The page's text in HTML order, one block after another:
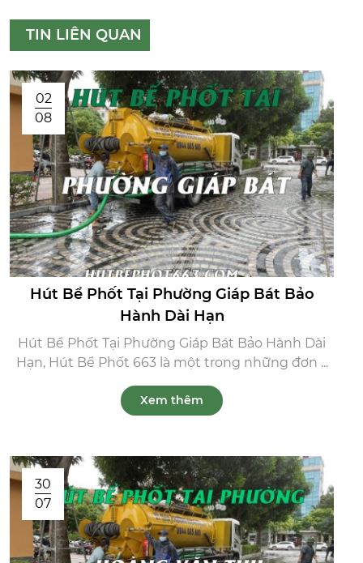
TIN LIÊN QUAN
02
08
Hút Bể Phốt Tại Phường Giáp Bát Bảo
Hành Dài Hạn
Hút Bể Phốt Tại Phường Giáp Bát Bảo Hành Dài
Hạn, Hút Bể Phốt 663 là một trong những đơn ...
Xem thêm
30
07